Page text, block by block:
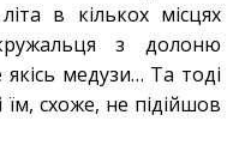
в кількох місцях
з долоню
медузи… Та тоді
схоже, не підійшов